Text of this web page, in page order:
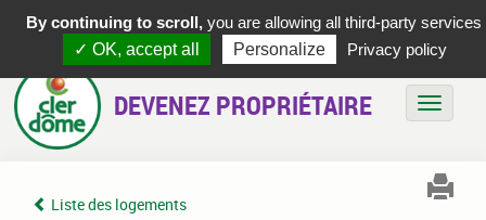
DEVENEZ PROPRIÉTAIRE
Liste des logements
By continuing to scroll, you are allowing all third-party services
✓ OK, accept all
Personalize Privacy policy